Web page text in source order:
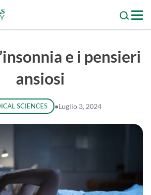
e i pensieri
ansiosi
SCIENCES ●Luglio 3, 2024